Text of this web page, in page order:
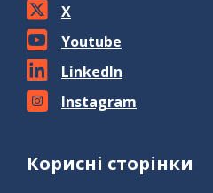
X
Youtube
LinkedIn
Instagram
Корисні сторінки